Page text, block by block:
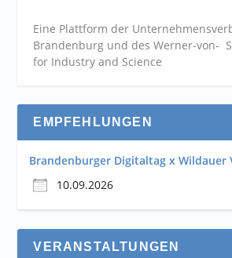
Eine Plattform der
Brandenburg und des Werner-von-
for Industry and Science
EMPFEHLUNGEN
Brandenburger Digitaltag x Wildauer
10.09.2026
VERANSTALTUNGEN